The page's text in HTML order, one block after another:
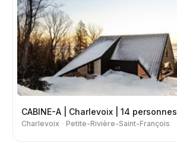
CABINE-A | Charlevoix | 14 personnes
Charlevoix Petite-Rivière-Saint-François